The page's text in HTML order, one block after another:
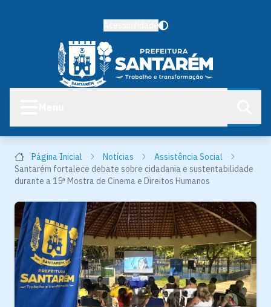
Página Inicial Notícias
Assistência Social
Santarém fortalece debate sobre cidadania e sustentabilidade
durante a 15ª Mostra de Cinema e Direitos Humanos